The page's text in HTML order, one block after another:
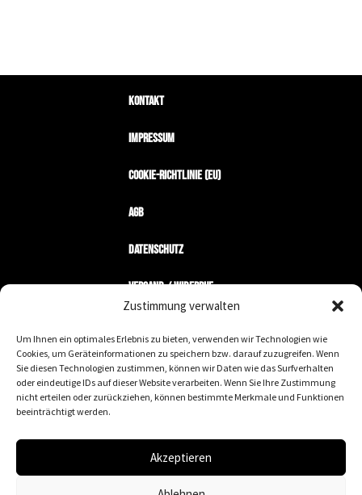
Zustimmung verwalten
Um Ihnen ein optimales Erlebnis zu bieten, verwenden wir Technologien wie
Cookies, um Geräteinformationen zu speichern bzw. darauf zuzugreifen. Wenn
Sie diesen Technologien zustimmen, können wir Daten wie das Surfverhalten
oder eindeutige IDs auf dieser Website verarbeiten. Wenn Sie Ihre Zustimmung
nicht erteilen oder zurückziehen, können bestimmte Merkmale und Funktionen
beeinträchtigt werden.
Akzeptieren
Kontakt
Impressum
Cookie-Richtlinie (EU)
AGB
Datenschutz
Versand / Widerruf
Mein Konto
Wir machen keine Geschäfte mit Nazis.
an die wirklich wichtigen werte zu erinnern. diese
marke steht für toleranz, zivilcourage,